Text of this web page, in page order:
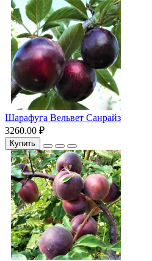
Шарафуга Вельвет Санрайз
3260.00 ₽
Купить